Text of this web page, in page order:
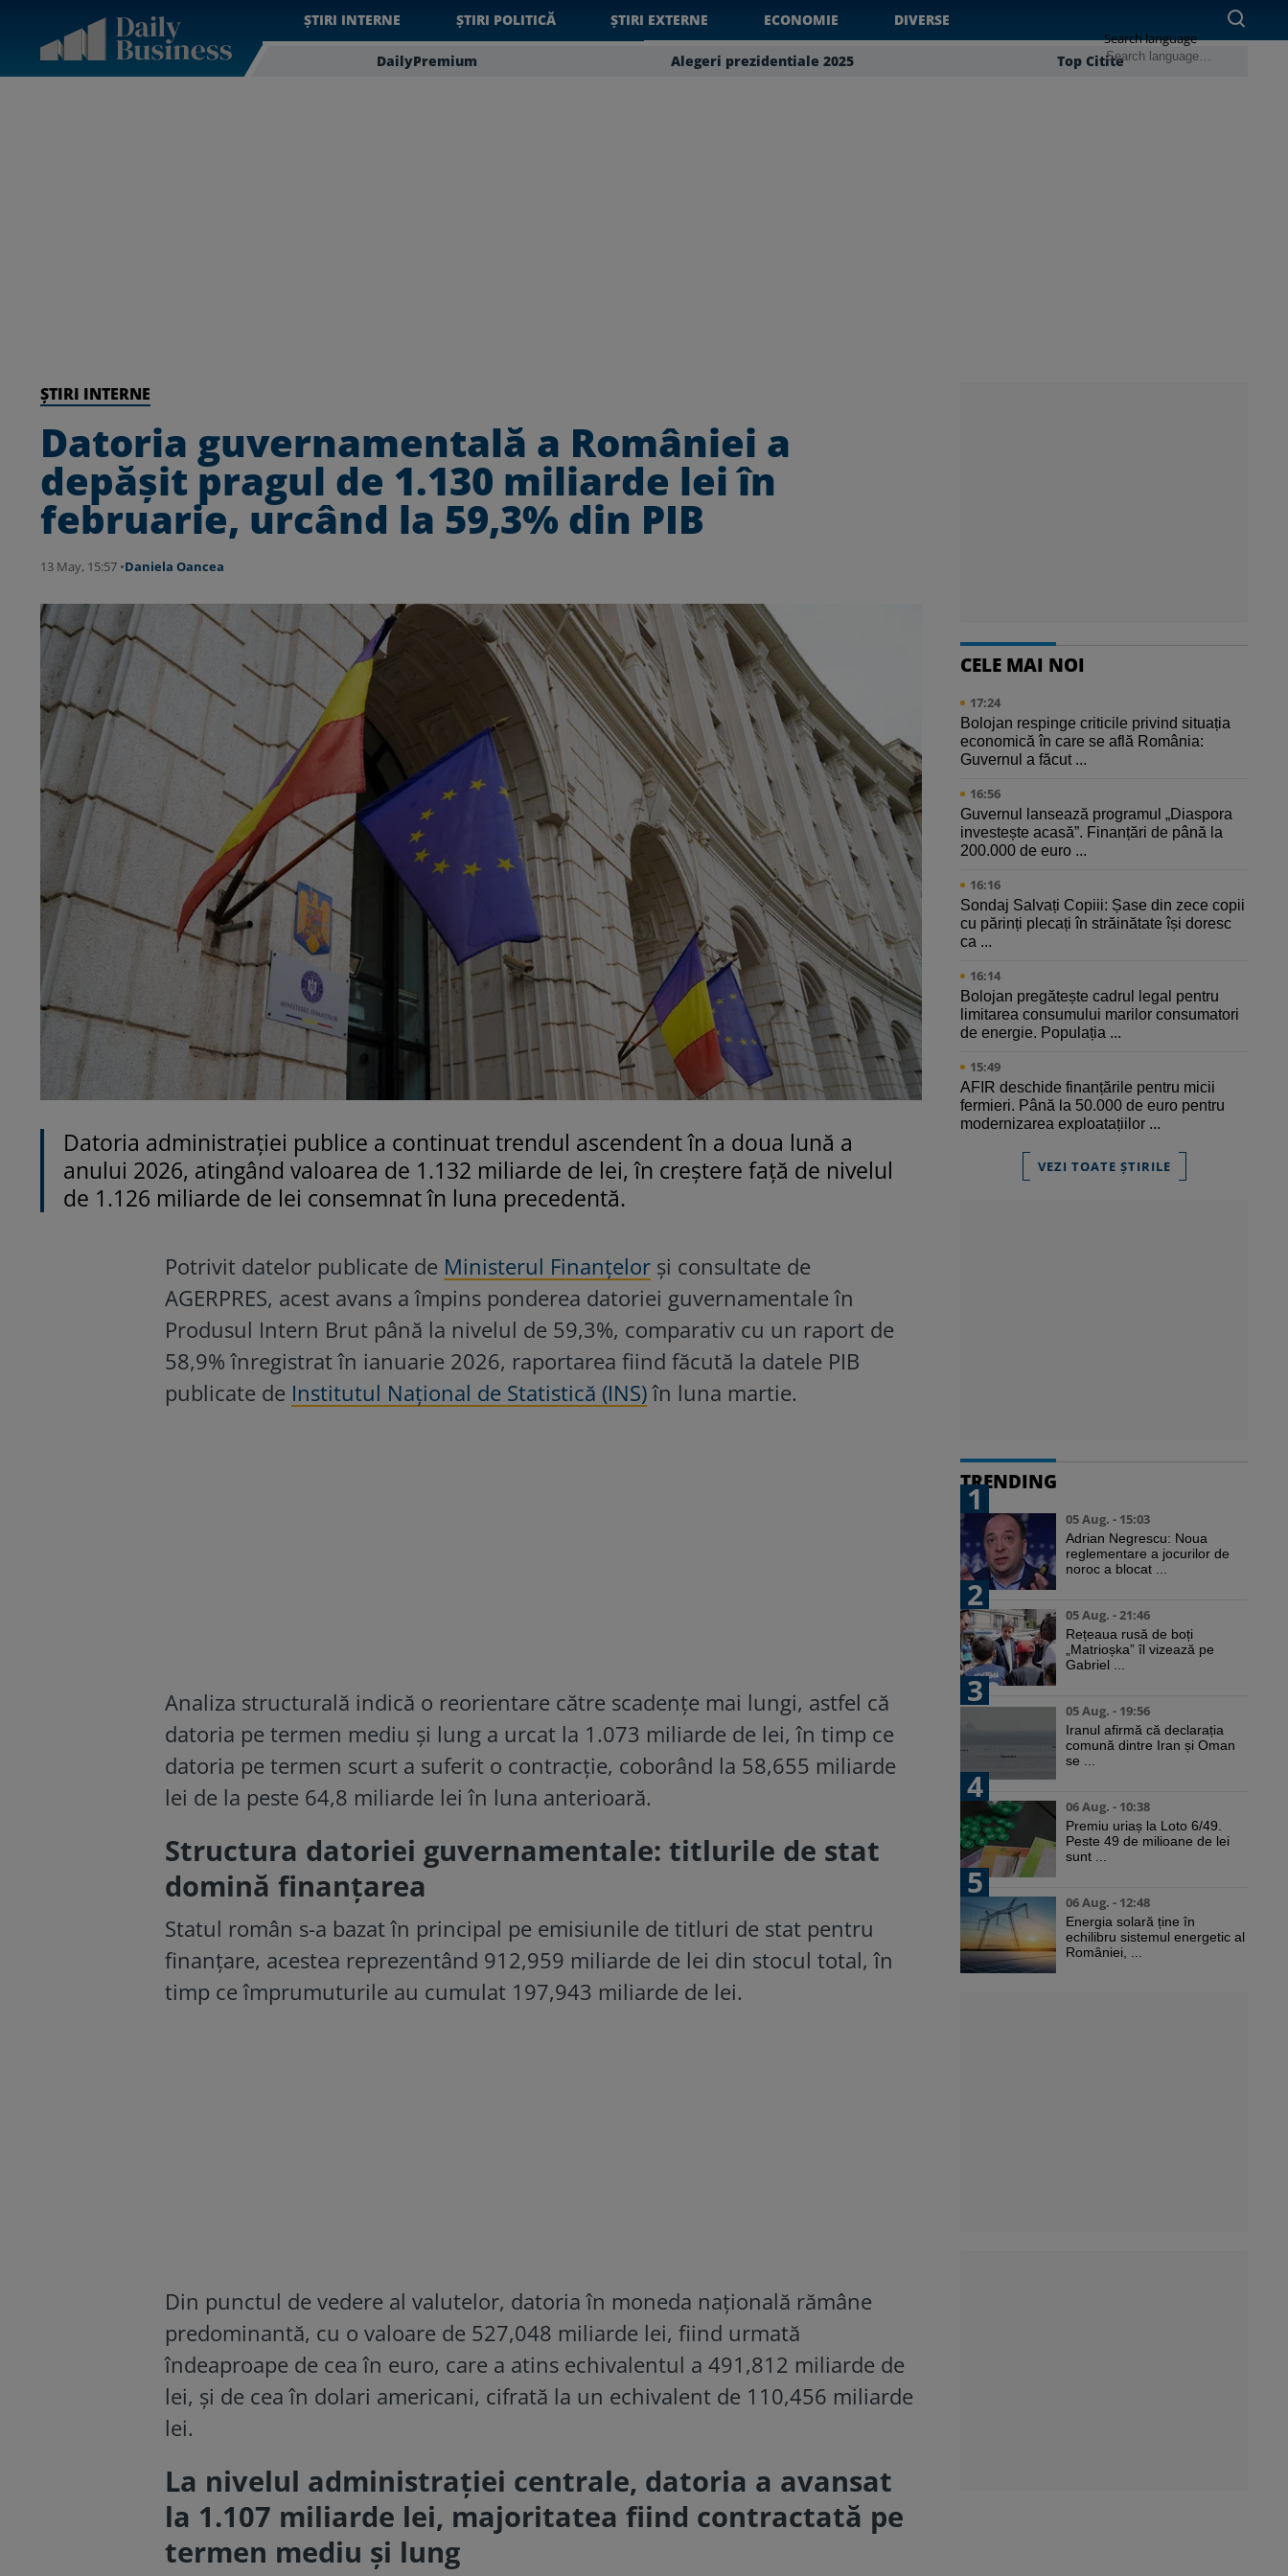
ȘTIRI INTERNE ȘTIRI POLITICĂ ȘTIRI EXTERNE ECONOMIE DIVERSE
DailyPremium Alegeri prezidentiale 2025 Top Citite
Search language
ȘTIRI INTERNE
Datoria guvernamentală a României a
depășit pragul de 1.130 miliarde lei în
februarie, urcând la 59,3% din PIB
13 May, 15:57 •Daniela Oancea
Datoria administraţiei publice a continuat trendul ascendent în a doua lună a
anului 2026, atingând valoarea de 1.132 miliarde de lei, în creştere faţă de nivelul
de 1.126 miliarde de lei consemnat în luna precedentă.
Potrivit datelor publicate de Ministerul Finanţelor şi consultate de
AGERPRES, acest avans a împins ponderea datoriei guvernamentale în
Produsul Intern Brut până la nivelul de 59,3%, comparativ cu un raport de
58,9% înregistrat în ianuarie 2026, raportarea fiind făcută la datele PIB
publicate de Institutul Naţional de Statistică (INS)în luna martie.
Analiza structurală indică o reorientare către scadențe mai lungi, astfel că
datoria pe termen mediu şi lung a urcat la 1.073 miliarde de lei, în timp ce
datoria pe termen scurt a suferit o contracție, coborând la 58,655 miliarde
lei de la peste 64,8 miliarde lei în luna anterioară.
Structura datoriei guvernamentale: titlurile de stat
domină finanțarea
Statul român s-a bazat în principal pe emisiunile de titluri de stat pentru
finanțare, acestea reprezentând 912,959 miliarde de lei din stocul total, în
timp ce împrumuturile au cumulat 197,943 miliarde de lei.
Din punctul de vedere al valutelor, datoria în moneda naţională rămâne
predominantă, cu o valoare de 527,048 miliarde lei, fiind urmată
îndeaproape de cea în euro, care a atins echivalentul a 491,812 miliarde de
lei, și de cea în dolari americani, cifrată la un echivalent de 110,456 miliarde
lei.
La nivelul administraţiei centrale, datoria a avansat
la 1.107 miliarde lei, majoritatea fiind contractată pe
termen mediu şi lung
CELE MAI NOI
17:24
Bolojan respinge criticile privind situația
economică în care se află România:
Guvernul a făcut ...
16:56
Guvernul lansează programul „Diaspora
investește acasă”. Finanțări de până la
200.000 de euro ...
16:16
Sondaj Salvați Copiii: Șase din zece copii
cu părinți plecați în străinătate își doresc
ca ...
16:14
Bolojan pregătește cadrul legal pentru
limitarea consumului marilor consumatori
de energie. Populația ...
15:49
AFIR deschide finanțările pentru micii
fermieri. Până la 50.000 de euro pentru
modernizarea exploatațiilor ...
VEZI TOATE ȘTIRILE
TRENDING
1
05 Aug. - 15:03
Adrian Negrescu: Noua
reglementare a jocurilor de
noroc a blocat ...
2
05 Aug. - 21:46
Rețeaua rusă de boți
„Matrioșka” îl vizează pe
Gabriel ...
3
05 Aug. - 19:56
Iranul afirmă că declarația
comună dintre Iran și Oman
se ...
4
06 Aug. - 10:38
Premiu uriaș la Loto 6/49.
Peste 49 de milioane de lei
sunt ...
5
06 Aug. - 12:48
Energia solară ține în
echilibru sistemul energetic al
României, ...